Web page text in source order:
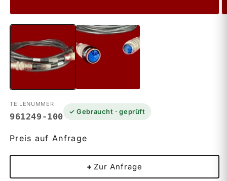
1
Modal
öffnen
TEILENUMMER
961249-100 ✓ Gebraucht · geprüft
Preis auf Anfrage
+ Zur Anfrage